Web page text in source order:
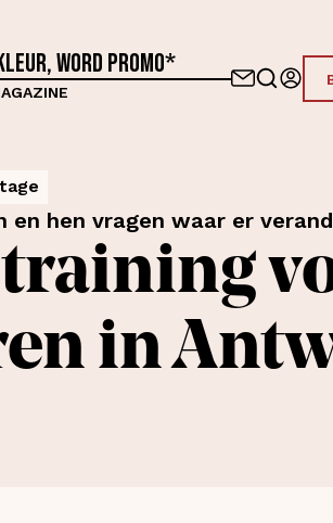
word proMO*
hen vragen waar er
in